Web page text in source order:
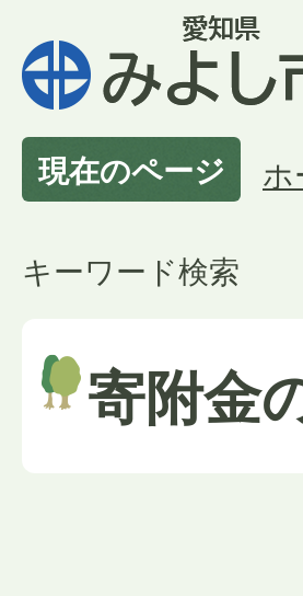
現在のページ ホ
キーワード検索
寄附金